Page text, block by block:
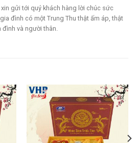
xin gửi tới quý khách hàng lời chúc sức
đình có một Trung Thu thật ấm áp, thật
đình và người thân.